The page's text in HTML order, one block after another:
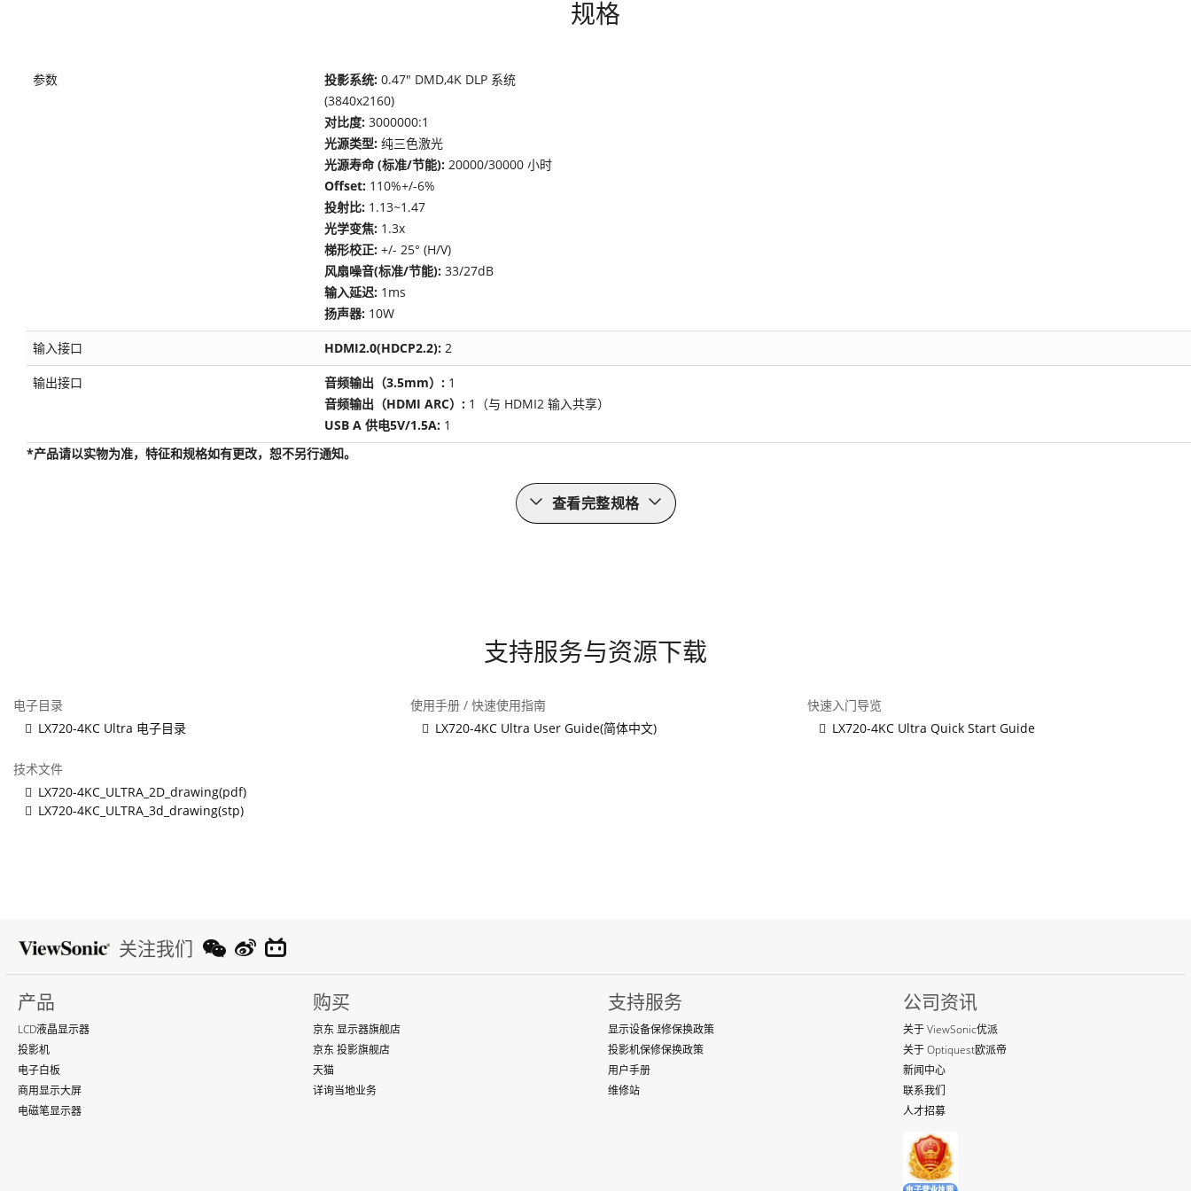
规格
参数 投影系统: 0.47" DMD,4K DLP 系统
(3840x2160)
对比度: 3000000:1
光源类型: 纯三色激光
光源寿命 (标准/节能): 20000/30000 小时
Offset: 110%+/-6%
投射比: 1.13~1.47
光学变焦: 1.3x
梯形校正: +/- 25° (H/V)
风扇噪音(标准/节能): 33/27dB
输入延迟: 1ms
扬声器: 10W
输入接口 HDMI2.0(HDCP2.2): 2
输出接口 音频输出（3.5mm）: 1
音频输出（HDMI ARC）: 1（与 HDMI2 输入共享）
USB A 供电5V/1.5A: 1
*产品请以实物为准，特征和规格如有更改，恕不另行通知。
查看完整规格
支持服务与资源下载
电子目录
LX720-4KC Ultra 电子目录
使用手册 / 快速使用指南
LX720-4KC Ultra User Guide(简体中文)
快速入门导览
LX720-4KC Ultra Quick Start Guide
技术文件
LX720-4KC_ULTRA_2D_drawing(pdf)
LX720-4KC_ULTRA_3d_drawing(stp)
关注我们
产品
LCD液晶显示器
投影机
电子白板
商用显示大屏
电磁笔显示器
购买
京东 显示器旗舰店
京东 投影旗舰店
天猫
详询当地业务
支持服务
显示设备保修保换政策
投影机保修保换政策
用户手册
维修站
公司资讯
关于 ViewSonic优派
关于 Optiquest欧派帝
新闻中心
联系我们
人才招募